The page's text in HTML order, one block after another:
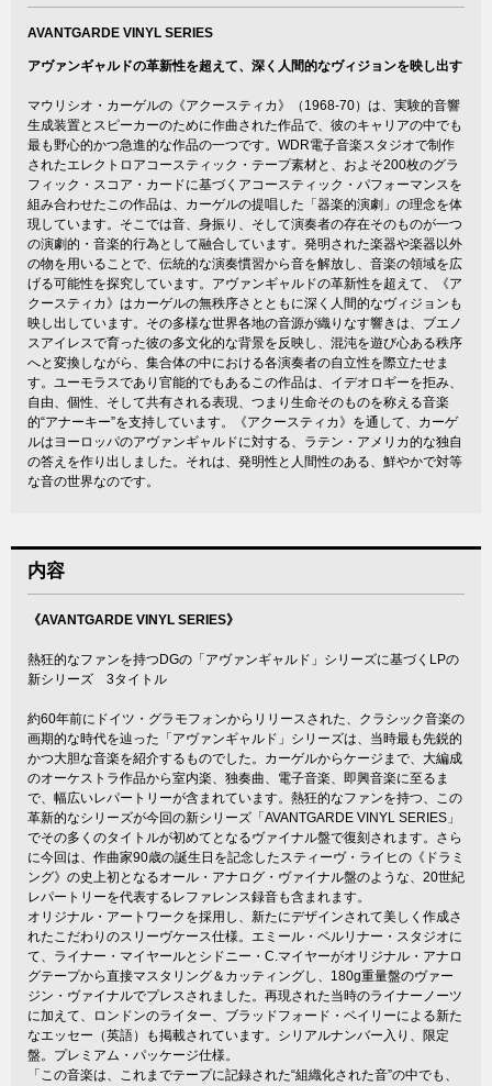
AVANTGARDE VINYL SERIES
アヴァンギャルドの革新性を超えて、深く人間的なヴィジョンを映し出す
マウリシオ・カーゲルの《アクースティカ》（1968-70）は、実験的音響
生成装置とスピーカーのために作曲された作品で、彼のキャリアの中でも
最も野心的かつ急進的な作品の一つです。WDR電子音楽スタジオで制作
されたエレクトロアコースティック・テープ素材と、およそ200枚のグラ
フィック・スコア・カードに基づくアコースティック・パフォーマンスを
組み合わせたこの作品は、カーゲルの提唱した「器楽的演劇」の理念を体
現しています。そこでは音、身振り、そして演奏者の存在そのものが一つ
の演劇的・音楽的行為として融合しています。発明された楽器や楽器以外
の物を用いることで、伝統的な演奏慣習から音を解放し、音楽の領域を広
げる可能性を探究しています。アヴァンギャルドの革新性を超えて、《ア
クースティカ》はカーゲルの無秩序さとともに深く人間的なヴィジョンも
映し出しています。その多様な世界各地の音源が織りなす響きは、ブエノ
スアイレスで育った彼の多文化的な背景を反映し、混沌を遊び心ある秩序
へと変換しながら、集合体の中における各演奏者の自立性を際立たせま
す。ユーモラスであり官能的でもあるこの作品は、イデオロギーを拒み、
自由、個性、そして共有される表現、つまり生命そのものを称える音楽
的“アナーキー”を支持しています。《アクースティカ》を通して、カーゲ
ルはヨーロッパのアヴァンギャルドに対する、ラテン・アメリカ的な独自
の答えを作り出しました。それは、発明性と人間性のある、鮮やかで対等
な音の世界なのです。
内容
《AVANTGARDE VINYL SERIES》
熱狂的なファンを持つDGの「アヴァンギャルド」シリーズに基づくLPの
新シリーズ 3タイトル
約60年前にドイツ・グラモフォンからリリースされた、クラシック音楽の
画期的な時代を辿った「アヴァンギャルド」シリーズは、当時最も先鋭的
かつ大胆な音楽を紹介するものでした。カーゲルからケージまで、大編成
のオーケストラ作品から室内楽、独奏曲、電子音楽、即興音楽に至るま
で、幅広いレパートリーが含まれています。熱狂的なファンを持つ、この
革新的なシリーズが今回の新シリーズ「AVANTGARDE VINYL SERIES」
でその多くのタイトルが初めてとなるヴァイナル盤で復刻されます。さら
に今回は、作曲家90歳の誕生日を記念したスティーヴ・ライヒの《ドラミ
ング》の史上初となるオール・アナログ・ヴァイナル盤のような、20世紀
レパートリーを代表するレファレンス録音も含まれます。
オリジナル・アートワークを採用し、新たにデザインされて美しく作成さ
れたこだわりのスリーヴケース仕様。エミール・ベルリナー・スタジオに
て、ライナー・マイヤールとシドニー・C.マイヤーがオリジナル・アナロ
グテープから直接マスタリング＆カッティングし、180g重量盤のヴァー
ジン・ヴァイナルでプレスされました。再現された当時のライナーノーツ
に加えて、ロンドンのライター、ブラッドフォード・ベイリーによる新た
なエッセー（英語）も掲載されています。シリアルナンバー入り、限定
盤。プレミアム・パッケージ仕様。
「この音楽は、これまでテープに記録された“組織化された音”の中でも、